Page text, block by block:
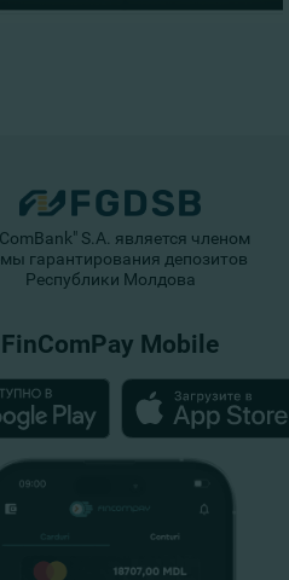
S.A. является членом
гарантирования депозитов
Республики Молдова
FinComPay Mobile